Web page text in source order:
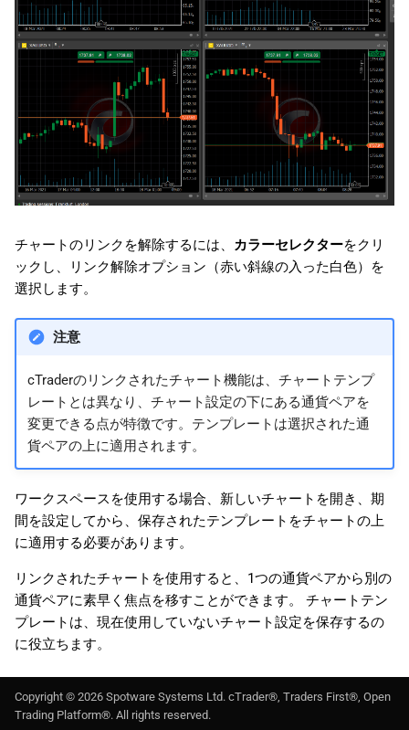
チャートのリンクを解除するには、 カラーセレクターをクリ
ックし、リンク解除オプション（赤い斜線の入った白色）を
選択します。
注意
cTraderのリンクされたチャート機能は、チャートテンプ
レートとは異なり、チャート設定の下にある通貨ペアを
変更できる点が特徴です。テンプレートは選択された通
貨ペアの上に適用されます。
ワークスペースを使用する場合、新しいチャートを開き、期
間を設定してから、保存されたテンプレートをチャートの上
に適用する必要があります。
リンクされたチャートを使用すると、1つの通貨ペアから別の
通貨ペアに素早く焦点を移すことができます。 チャートテン
プレートは、現在使用していないチャート設定を保存するの
に役立ちます。
Copyright © 2026 Spotware Systems Ltd. cTrader®, Traders First®, Open
Trading Platform®. All rights reserved.